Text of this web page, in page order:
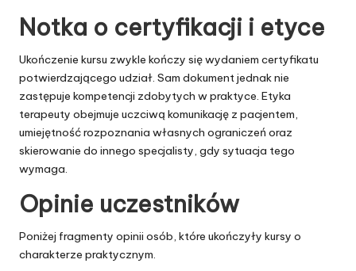
Notka o certyfikacji i etyce
Ukończenie kursu zwykle kończy się wydaniem certyfikatu
potwierdzającego udział. Sam dokument jednak nie
zastępuje kompetencji zdobytych w praktyce. Etyka
terapeuty obejmuje uczciwą komunikację z pacjentem,
umiejętność rozpoznania własnych ograniczeń oraz
skierowanie do innego specjalisty, gdy sytuacja tego
wymaga.
Opinie uczestników
Poniżej fragmenty opinii osób, które ukończyły kursy o
charakterze praktycznym.